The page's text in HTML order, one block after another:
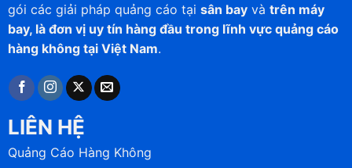
gói các giải pháp quảng cáo tại sân bayvà trên máy
bay, là đơn vị uy tín hàng đầu trong lĩnh vực quảng cáo
hàng không tại Việt Nam.
LIÊN HỆ
Quảng Cáo Hàng Không